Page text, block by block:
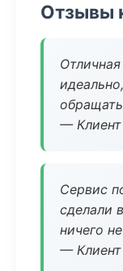
Отзывы
—
Сервис
сделали
ничего
—